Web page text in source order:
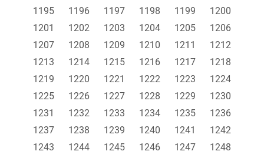
1195
1196 1197 1198 1199
1200
1201
1202 1203 1204 1205
1206
1207
1208 1209 1210 1211
1212
1213
1214 1215 1216 1217
1218
1219
1220 1221 1222 1223
1224
1225
1226 1227 1228 1229
1230
1231
1232 1233 1234 1235
1236
1237
1238 1239 1240 1241
1242
1243
1244 1245 1246 1247
1248